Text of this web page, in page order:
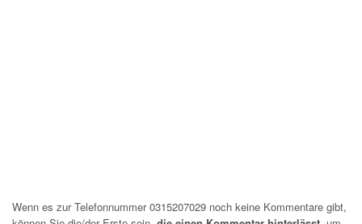
Wenn es zur Telefonnummer 0315207029 noch keine Kommentare gibt,